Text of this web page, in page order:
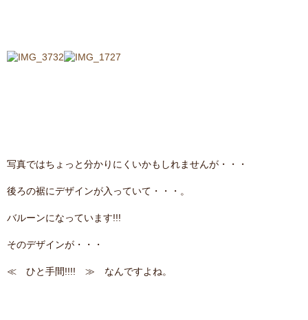
写真ではちょっと分かりにくいかもしれませんが・・・
後ろの裾にデザインが入っていて・・・。
バルーンになっています!!!
そのデザインが・・・
≪ ひと手間!!!! ≫ なんですよね。